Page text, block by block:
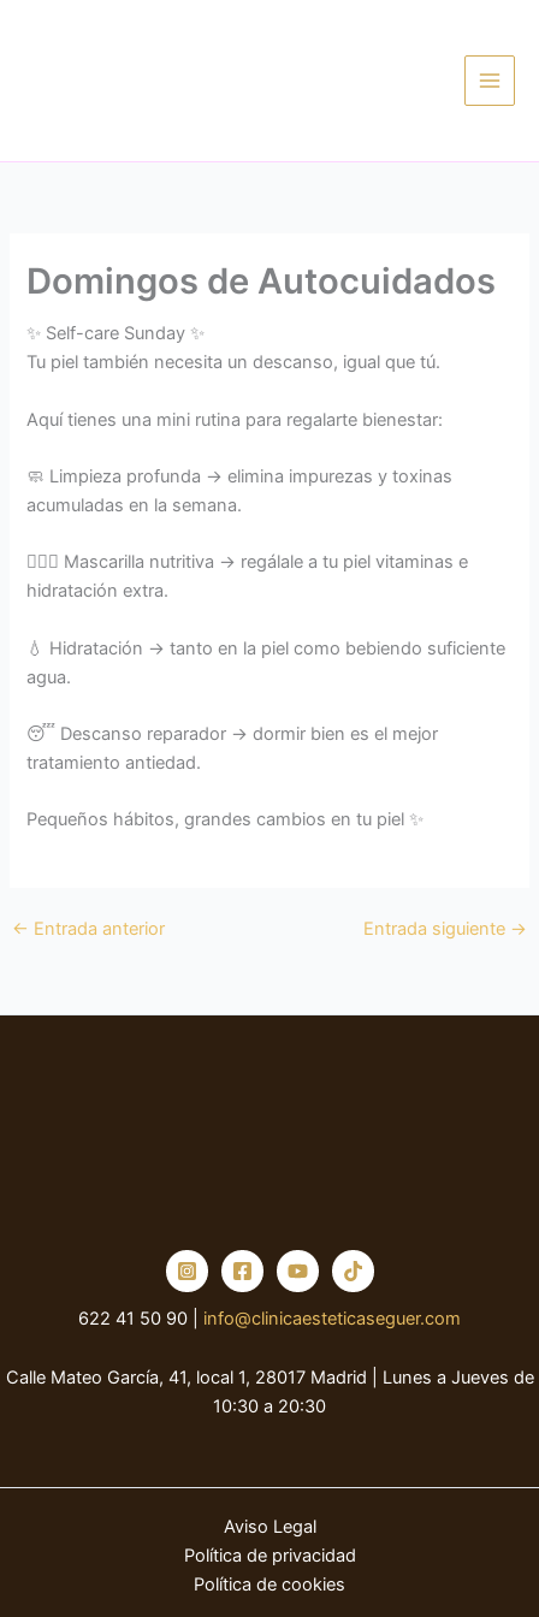
Domingos de Autocuidados
✨ Self-care Sunday ✨
Tu piel también necesita un descanso, igual que tú.
Aquí tienes una mini rutina para regalarte bienestar:
🧼 Limpieza profunda → elimina impurezas y toxinas
acumuladas en la semana.
🧖🏼‍♀️ Mascarilla nutritiva → regálale a tu piel vitaminas e
hidratación extra.
💧 Hidratación → tanto en la piel como bebiendo suficiente
agua.
😴 Descanso reparador → dormir bien es el mejor
tratamiento antiedad.
Pequeños hábitos, grandes cambios en tu piel ✨
← Entrada anterior Entrada siguiente →
622 41 50 90 | info@clinicaesteticaseguer.com
Calle Mateo García, 41, local 1, 28017 Madrid | Lunes a Jueves de
10:30 a 20:30
Aviso Legal
Política de privacidad
Política de cookies